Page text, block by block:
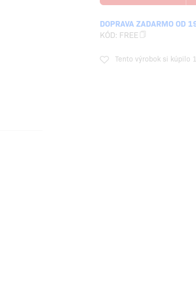
DOPRAVA ZADARMO OD
KÓD: FREE
Tento výrobok si kúpilo